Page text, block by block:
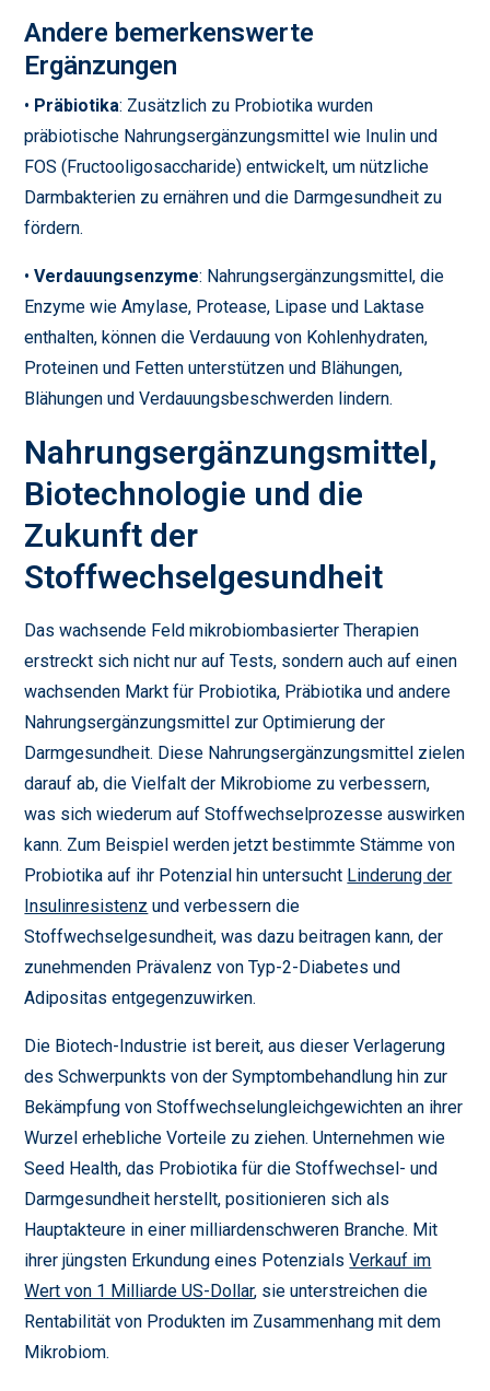
Andere bemerkenswerte
Ergänzungen
• Präbiotika: Zusätzlich zu Probiotika wurden
präbiotische Nahrungsergänzungsmittel wie Inulin und
FOS (Fructooligosaccharide) entwickelt, um nützliche
Darmbakterien zu ernähren und die Darmgesundheit zu
fördern.
•Verdauungsenzyme: Nahrungsergänzungsmittel, die
Enzyme wie Amylase, Protease, Lipase und Laktase
enthalten, können die Verdauung von Kohlenhydraten,
Proteinen und Fetten unterstützen und Blähungen,
Blähungen und Verdauungsbeschwerden lindern.
Nahrungsergänzungsmittel,
Biotechnologie und die
Zukunft der
Stoffwechselgesundheit
Das wachsende Feld mikrobiombasierter Therapien
erstreckt sich nicht nur auf Tests, sondern auch auf einen
wachsenden Markt für Probiotika, Präbiotika und andere
Nahrungsergänzungsmittel zur Optimierung der
Darmgesundheit. Diese Nahrungsergänzungsmittel zielen
darauf ab, die Vielfalt der Mikrobiome zu verbessern,
was sich wiederum auf Stoffwechselprozesse auswirken
kann. Zum Beispiel werden jetzt bestimmte Stämme von
Probiotika auf ihr Potenzial hin untersucht Linderung der
Insulinresistenz und verbessern die
Stoffwechselgesundheit, was dazu beitragen kann, der
zunehmenden Prävalenz von Typ-2-Diabetes und
Adipositas entgegenzuwirken.
Die Biotech-Industrie ist bereit, aus dieser Verlagerung
des Schwerpunkts von der Symptombehandlung hin zur
Bekämpfung von Stoffwechselungleichgewichten an ihrer
Wurzel erhebliche Vorteile zu ziehen. Unternehmen wie
Seed Health, das Probiotika für die Stoffwechsel- und
Darmgesundheit herstellt, positionieren sich als
Hauptakteure in einer milliardenschweren Branche. Mit
ihrer jüngsten Erkundung eines PotenzialsVerkauf im
Wert von 1 Milliarde US-Dollar, sie unterstreichen die
Rentabilität von Produkten im Zusammenhang mit dem
Mikrobiom.